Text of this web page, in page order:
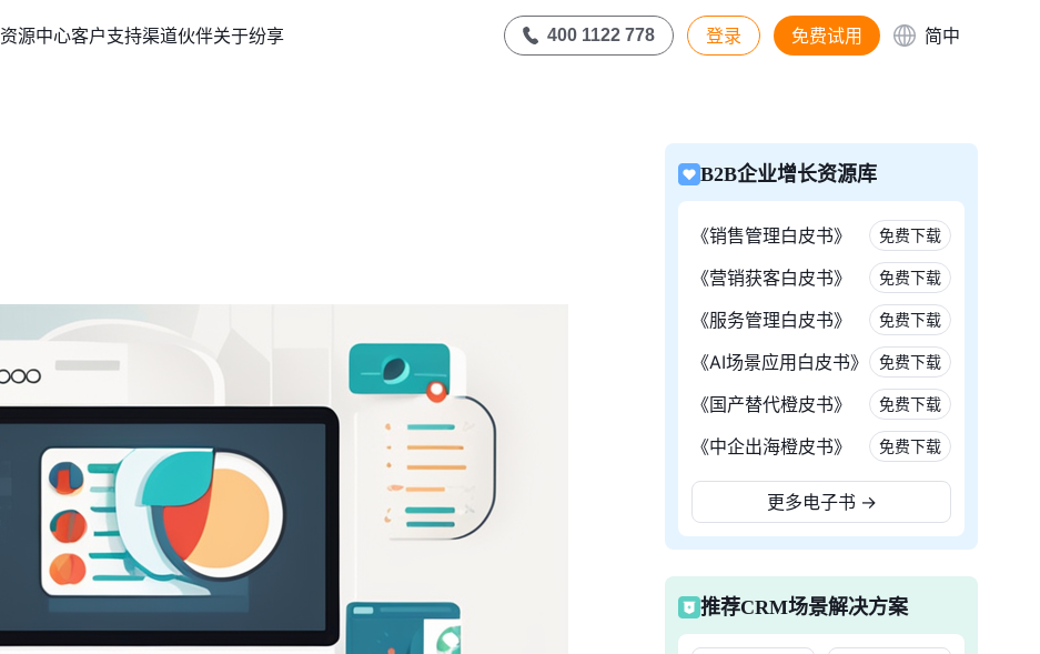
资源中心客户支持渠道伙伴关于纷享 400 1122 778 登录 免费试用 简中
B2B企业增长资源库
《销售管理白皮书》 免费下载
《营销获客白皮书》 免费下载
《服务管理白皮书》 免费下载
《AI场景应用白皮书》 免费下载
《国产替代橙皮书》 免费下载
《中企出海橙皮书》 免费下载
更多电子书 →
推荐CRM场景解决方案